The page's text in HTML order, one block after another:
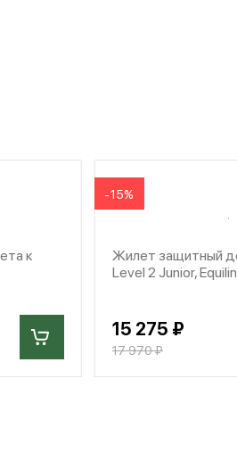
к
-15%
Жилет защитный
Level 2 Junior,
15 275 ₽
17 970 ₽